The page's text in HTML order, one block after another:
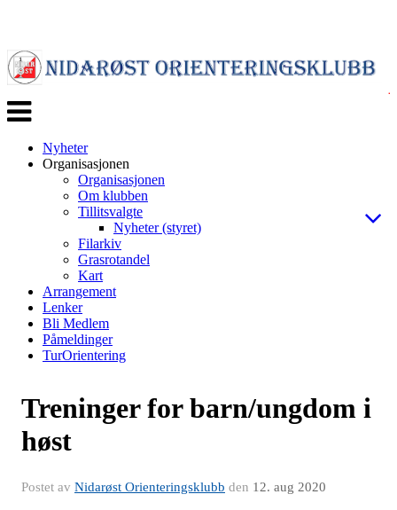
Veksle
navigasjon
Nyheter
Organisasjonen
Organisasjonen
Om klubben
Tillitsvalgte
Nyheter (styret)
Filarkiv
Grasrotandel
Kart
Arrangement
Lenker
Bli Medlem
Påmeldinger
TurOrientering
Treninger for barn/ungdom i
høst
Postet av Nidarøst Orienteringsklubb den 12. aug 2020